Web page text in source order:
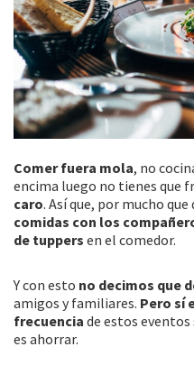
Comer fuera mola, no
encima luego no tienes que
caro. Así que, por mucho
comidas con los
de tuppers en el comedor.
Y con esto no decimos que
amigos y familiares. Pero sí
frecuencia de estos
es ahorrar.